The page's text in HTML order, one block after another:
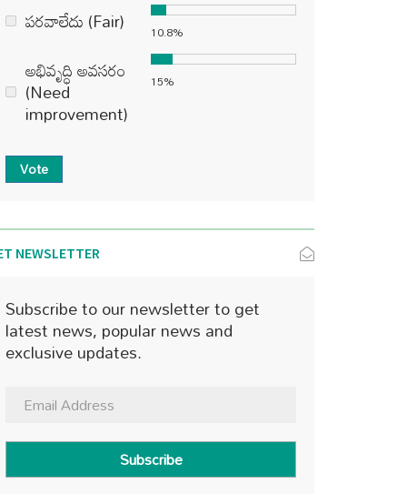
పరవాలేదు (Fair) 10.8%
అభివృద్ధి అవసరం
(Need
improvement)
15%
Vote
NEWSLETTER
Subscribe to our newsletter to get
latest news, popular news and
exclusive updates.
Subscribe